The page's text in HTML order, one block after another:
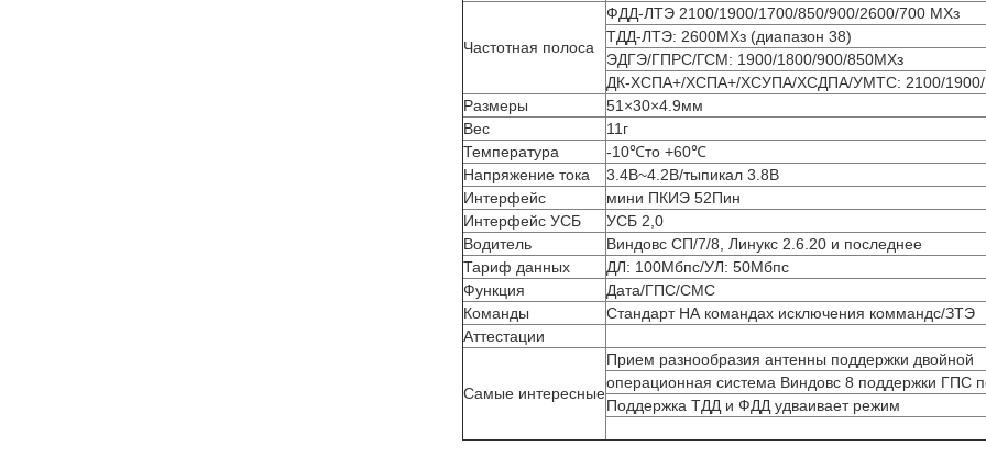
Частотная полоса
ФДД-ЛТЭ 2100/1900/1700/850/900/2600/700 МХз
ТДД-ЛТЭ: 2600МХз (диапазон 38)
ЭДГЭ/ГПРС/ГСМ: 1900/1800/900/850МХз
ДК-ХСПА+/ХСПА+/ХСУПА/ХСДПА/УМТС: 2100/1900/
Размеры
51×30×4.9мм
Вес
11г
Температура
-10℃то +60℃
Напряжение тока
3.4В~4.2В/тыпикал 3.8В
Интерфейс
мини ПКИЭ 52Пин
Интерфейс УСБ
УСБ 2,0
Водитель
Виндовс СП/7/8, Линукс 2.6.20 и последнее
Тариф данных
ДЛ: 100Мбпс/УЛ: 50Мбпс
Функция
Дата/ГПС/СМС
Команды
Стандарт НА командах исключения коммандс/ЗТЭ
Аттестации
Самые интересные
Прием разнообразия антенны поддержки двойной
операционная система Виндовс 8 поддержки ГПС
Поддержка ТДД и ФДД удваивает режим